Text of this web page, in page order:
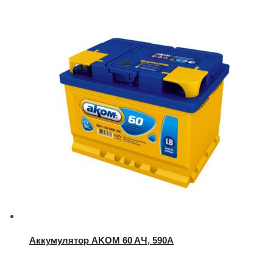
Аккумулятор AKOM 60 AЧ, 590А